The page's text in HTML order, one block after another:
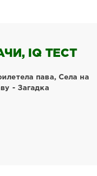
IQ ТЕСТ
пава, Села на
- Загадка